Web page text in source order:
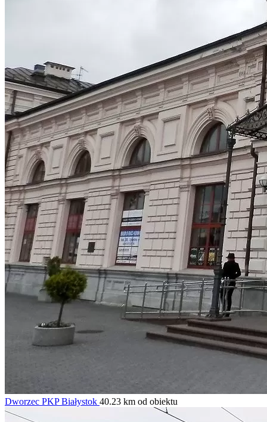
Dworzec PKP Białystok 40.23 km od obiektu